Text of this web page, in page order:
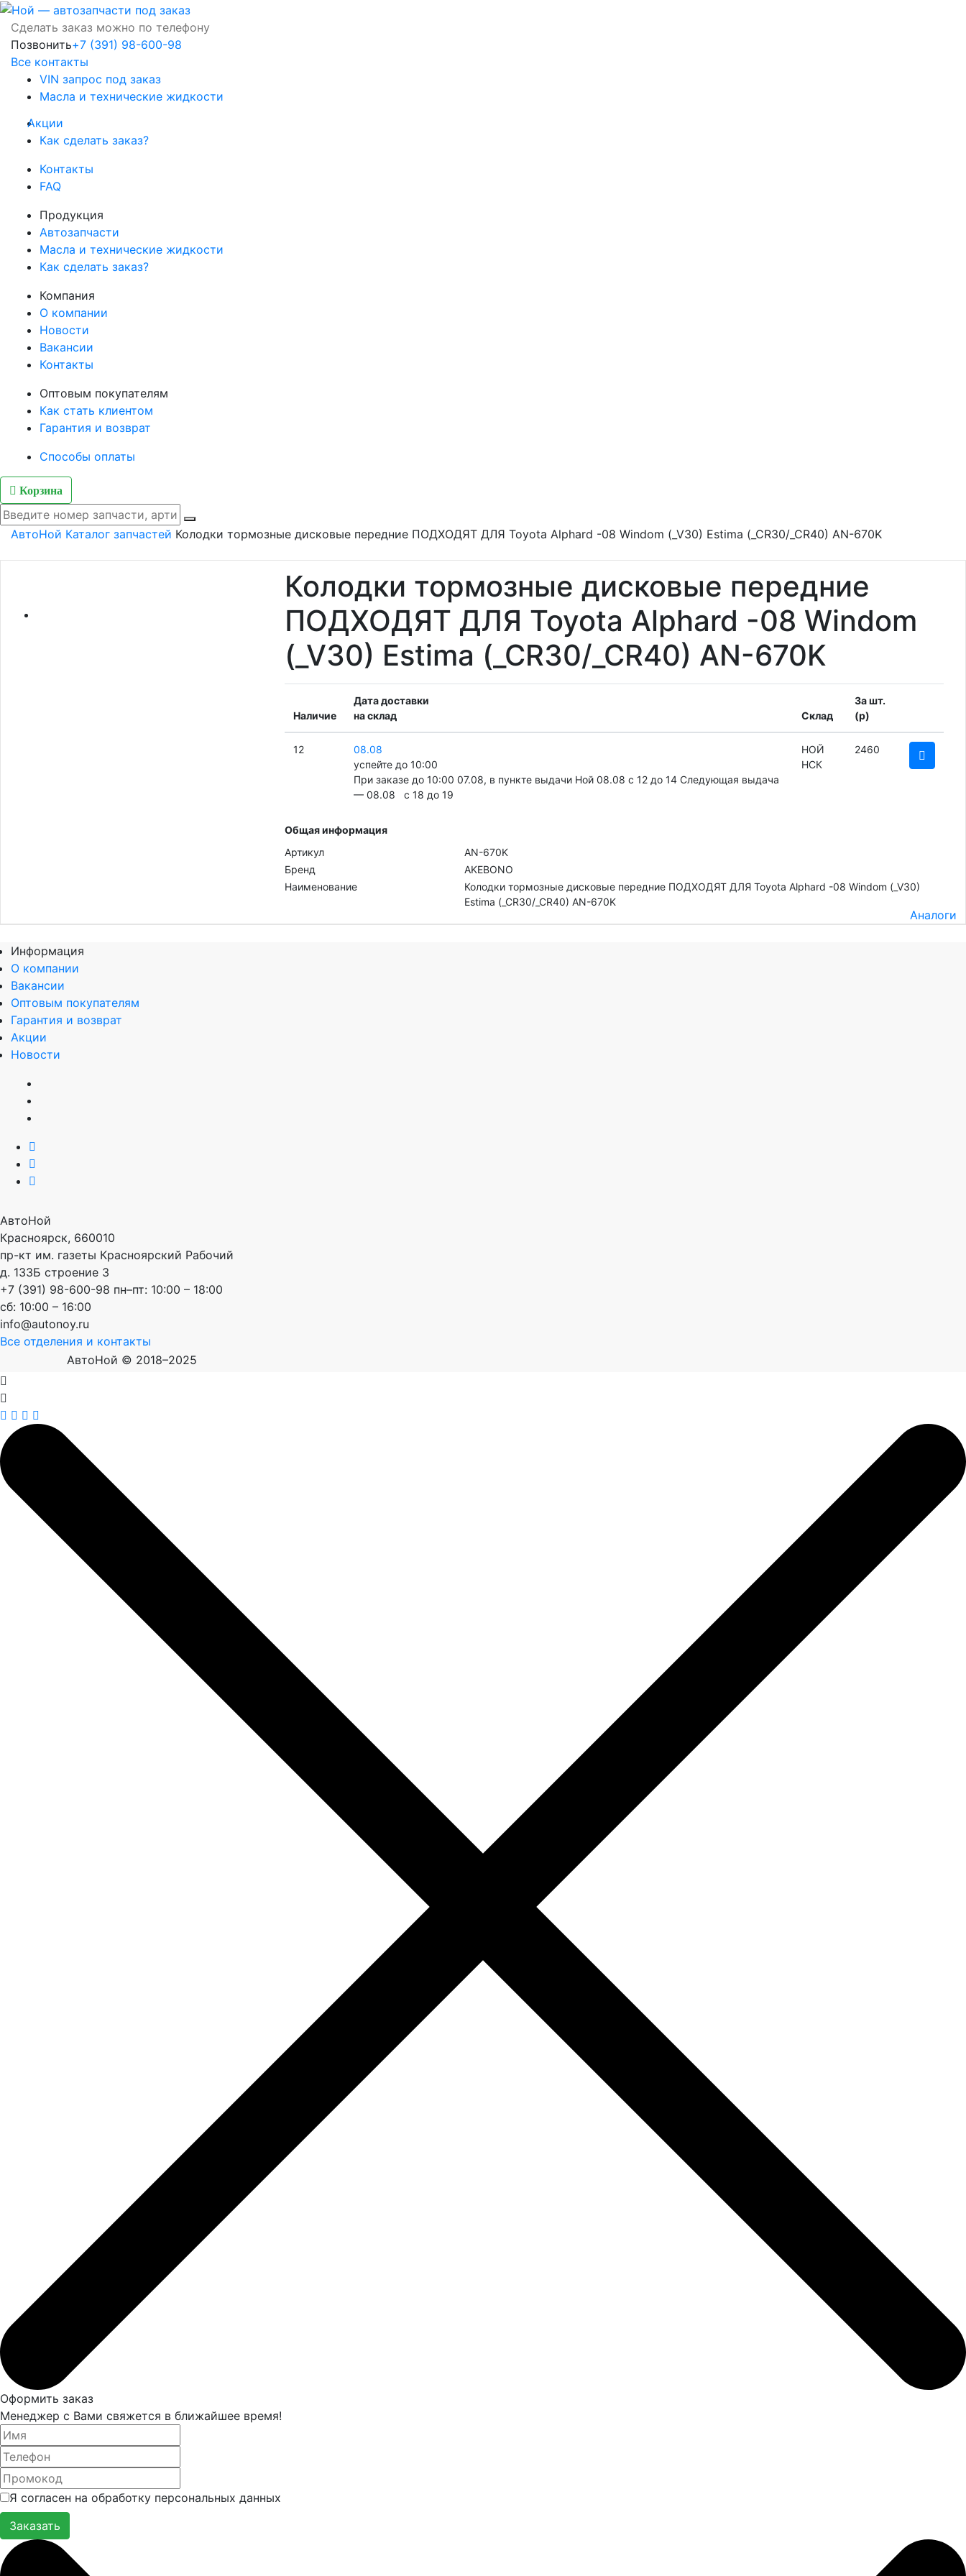
Сделать заказ можно по телефону
Позвонить+7 (391) 98-600-98
Все контакты
VIN запрос под заказ
Масла и технические жидкости
Акции
Как сделать заказ?
Контакты
FAQ
Продукция
Автозапчасти
Масла и технические жидкости
Как сделать заказ?
Компания
О компании
Новости
Вакансии
Контакты
Оптовым покупателям
Как стать клиентом
Гарантия и возврат
Способы оплаты
Корзина
АвтоНой Каталог запчастей Колодки тормозные дисковые передние ПОДХОДЯТ ДЛЯ Toyota Alphard -08 Windom (_V30) Estima (_CR30/_CR40) AN-670K
Колодки тормозные дисковые передние
ПОДХОДЯТ ДЛЯ Toyota Alphard -08 Windom
(_V30) Estima (_CR30/_CR40) AN-670K
Наличие
Дата доставки
на склад
Склад
За шт.
(p)
12
08.08
успейте до 10:00
При заказе до 10:00 07.08, в пункте выдачи Ной 08.08 c 12 до 14 Следующая выдача
— 08.08 c 18 до 19
НОЙ
НСК
2460
Общая информация
Артикул
AN-670K
Бренд
AKEBONO
Наименование
Колодки тормозные дисковые передние ПОДХОДЯТ ДЛЯ Toyota Alphard -08 Windom (_V30)
Estima (_CR30/_CR40) AN-670K
Аналоги
Информация
О компании
Вакансии
Оптовым покупателям
Гарантия и возврат
Акции
Новости
АвтоНой
Красноярск, 660010
пр-кт им. газеты Красноярский Рабочий
д. 133Б строение 3
+7 (391) 98-600-98 пн–пт: 10:00 – 18:00
сб: 10:00 – 16:00
info@autonoy.ru
Все отделения и контакты
АвтоНой © 2018–2025
Оформить заказ
Менеджер с Вами свяжется в ближайшее время!
Я согласен на обработку персональных данных
Заказать